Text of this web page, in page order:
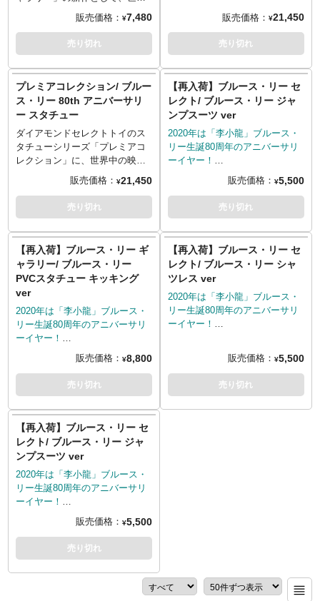
※内金確認をもってご予約受付
とさせていただきます。
は、ご予約いただきました後、
当店から別途メールにてご案内
いたします。
■お客様都合による本商品の返
品・キャンセルは一切受付でき
ません。
※本製品の肌はプラチナシリコ
※高温多湿な場所、長期間の密
閉保管や直射日光に当たる場所
での展示を避け、風通しの良い
す。
※使用の環境によって短い期間
での経年劣化を引き起こす可能
性があります。
中の映画ファン、格闘技ファン
から今なお愛され続けている
「李小龍」ブルース・リーがラ
インナップしました。青い功夫
いを入れた瞬間をイメージした
ポージングとなりました。この
シリーズでアクセントとなって
いるエフェクトパーツは、ベー
ス部にて。まるで「気」の放出
で破壊されたような石畳とし
て、このスタチューの迫力をさ
らに演出します。
※パッケージダメージあり。
販売価格： ¥7,480
売り切れ
ション」するのに適したシリー
ズです。並べた際のイメージに
注力し、ベースデザインをこだ
しない絶妙なサイズになってい
ます。世界中の映画ファン、格
闘技ファンから今なお愛され続
けている「李小龍」ブルース・
リーがラインナップしました。
生誕80周年のアニバーサリーを
迎えるブルース・リーを、胸部
プ」を造型。バストアップのみ
ながらも手や足などのポージン
グも見えてきそうな、迫力の表
販売価格： ¥21,450
売り切れ
プレミアコレクション/ ブルー
ス・リー 80th アニバーサリ
ー スタチュー
ダイアモンドセレクトトイのス
タチューシリーズ「プレミアコ
レクション」に、世界中の映画
ファン、格闘技ファンから今な
お愛され続けている「李小龍」
ブルース・リーがラインナップ
しました。生誕80周年のアニバ
ーを、映画『燃えよドラゴン』
を思わせるカンフースーツ姿で
スタチュー化です。上下が白と
黒のカンフースーツと同じく、
「白」と「黒」を使った陰陽の
シンボルマークである「太陰太
極図」を金色の龍が巻き付くと
いう豪華なベースも雰囲気を引
販売価格： ¥21,450
売り切れ
【再入荷】ブルース・リー セ
レクト/ ブルース・リー ジャ
ンプスーツ ver
2020年は「李小龍」ブルース・
リー生誕80周年のアニバーサリ
ーイヤー！
ダイアモンドセレクトトイのア
クションフィギュアシリーズ
「セレクト」に、世界中の映画
ファン、格闘技ファンから今な
ブルース・リーがラインナップ
です。今回、映画『死亡遊戯
Game of Death』の劇中でも着
用された黄色のトラックスーツ
姿をチョイス！頭部はノーマル
ヘッドに加え、咆哮ヘッドが付
属し、差し替えが可能。アクセ
パーツが付属します。
販売価格： ¥5,500
売り切れ
【再入荷】ブルース・リー ギ
ャラリー/ ブルース・リー
PVCスタチュー キッキング
ver
2020年は「李小龍」ブルース・
リー生誕80周年のアニバーサリ
ーイヤー！
ダイアモンドセレクトトイによ
るPVCスタチューシリーズ「ギ
ャラリー」の新作として、世界
中の映画ファン、格闘技ファン
「李小龍」ブルース・リーがラ
インナップしました。トラック
スーツ姿で蹴りを繰り出したダ
イナミックなポージングのブル
ース・リー。蹴りの動きに合わ
せたエフェクトパーツを追加す
ることで、視覚的にもサイズ感
でははかれない迫力を演出して
販売価格： ¥8,800
売り切れ
【再入荷】ブルース・リー セ
レクト/ ブルース・リー シャ
ツレス ver
2020年は「李小龍」ブルース・
リー生誕80周年のアニバーサリ
ーイヤー！
トから、世界中の映画ファン、
格闘技ファンから今なお愛され
続けている「李小龍」ブルー
ス・リーのアクションフィギュ
販売価格： ¥5,500
売り切れ
【再入荷】ブルース・リー セ
レクト/ ブルース・リー ジャ
ンプスーツ ver
2020年は「李小龍」ブルース・
リー生誕80周年のアニバーサリ
ーイヤー！
ダイアモンドセレクトトイのア
クションフィギュアシリーズ
「セレクト」に、世界中の映画
ファン、格闘技ファンから今な
ブルース・リーがラインナップ
販売価格： ¥5,500
売り切れ